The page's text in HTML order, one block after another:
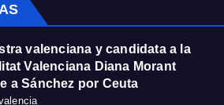
valenciana y candidata a la
Valenciana Diana Morant
a Sánchez por Ceuta